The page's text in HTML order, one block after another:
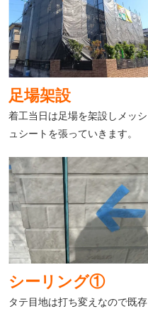
足場架設
着工当日は足場を架設しメッシ
ュシートを張っていきます。
シーリング①
タテ目地は打ち変えなので既存